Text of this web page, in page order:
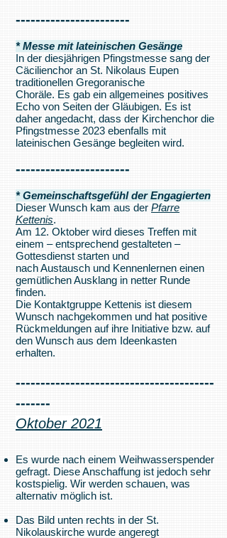
-----------------------
* Messe mit lateinischen Gesänge
In der diesjährigen Pfingstmesse sang der
Cäcilienchor an St. Nikolaus Eupen
traditionellen Gregoranische
Choräle. Es gab ein allgemeines positives
Echo von Seiten der Gläubigen. Es ist
daher angedacht, dass der Kirchenchor die
Pfingstmesse 2023 ebenfalls mit
lateinischen Gesänge begleiten wird.
-----------------------
* Gemeinschaftsgefühl der Engagierten
Dieser Wunsch kam aus der Pfarre
Kettenis.
Am 12. Oktober wird dieses Treffen mit
einem – entsprechend gestalteten –
Gottesdienst starten und
nach Austausch und Kennenlernen einen
gemütlichen Ausklang in netter Runde
finden.
Die Kontaktgruppe Kettenis ist diesem
Wunsch nachgekommen und hat positive
Rückmeldungen auf ihre Initiative bzw. auf
den Wunsch aus dem Ideenkasten
erhalten.
----------------------------------------
-------
Oktober 2021
Es wurde nach einem Weihwasserspender
gefragt. Diese Anschaffung ist jedoch sehr
kostspielig. Wir werden schauen, was
alternativ möglich ist.
Das Bild unten rechts in der St.
Nikolauskirche wurde angeregt